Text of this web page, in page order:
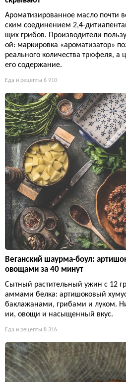
Ароматизированное масло почти
ским соединением 2,4-
щих грибов. Производители
ой: маркировка «ароматизатор»
реального количества трюфеля, а
его содержание.
Еда и рецепты 6 910
Веганский шаурма-боул:
овощами за 40 минут
Сытный растительный ужин с 12
аммами белка: артишоковый
баклажанами, грибами и луком.
ии, овощи и насыщенный вкус.
Еда и рецепты 8 316